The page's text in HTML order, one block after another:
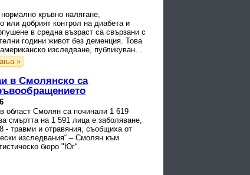
кръвно налягане,
или добрият контрол на диабета и
в средна възраст са свързани с
години живот без деменция. Това
изследване, публикувано в
...
»
в Смолянско са
област Смолян са починали 1 619
смъртта на 1 591 лица е заболяване,
- травми и отравяния, съобщиха от
изследвания“ – Смолян към
бюро "Юг“.